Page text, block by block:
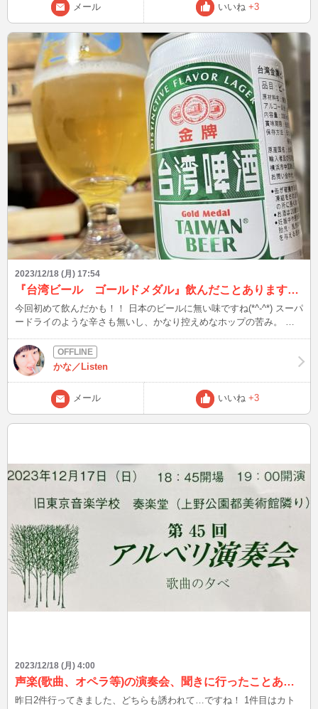
いから練習のスピード上げなきゃ 水色はウルトラマンZ、1夜限りの
再演→残り17日だから時間見つけて、ウルトラマンオーブ THE
ORIGIN SAGA見て予習しよう など、残り日数を把握すると、やるこ
とが明確になります。 ちなみにチャットも使ってて、仮に1ヶ月
3000ptsで毎日やる場合 3000pt÷30日=100pt 100-60=40なので、目標
は1日で1時間40分繋がることですが…。 皆さんは、どんな使い方し
てますか？？ 次は12/19(火)22時半頃～ 大変な時期ではありますが、
良い2023年にしましょう！！
メール いいね +3
2023/12/18 (月) 17:54
『台湾ビール ゴールドメダル』飲んだことありますか？？
今回初めて飲んだかも！！ 日本のビールに無い味ですね(*^-^*) スーパ
ードライのような辛さも無いし、かなり控えめなホップの苦み。 ジ
ルコール度数も5%と普通のビールと一緒ですが…。 皆さんは台湾ビ
ール ゴールドメダル飲んだことありますか？ この後、23時15分頃～
時節柄、体調を崩されないようようご自愛ください。
かな／Listen
メール いいね +3
2023/12/18 (月) 4:00
声楽(歌曲、オペラ等)の演奏会、聞きに行ったことありますか？？
昨日2件行ってきました、どちらも誘われて…ですね！ 1件目はカト